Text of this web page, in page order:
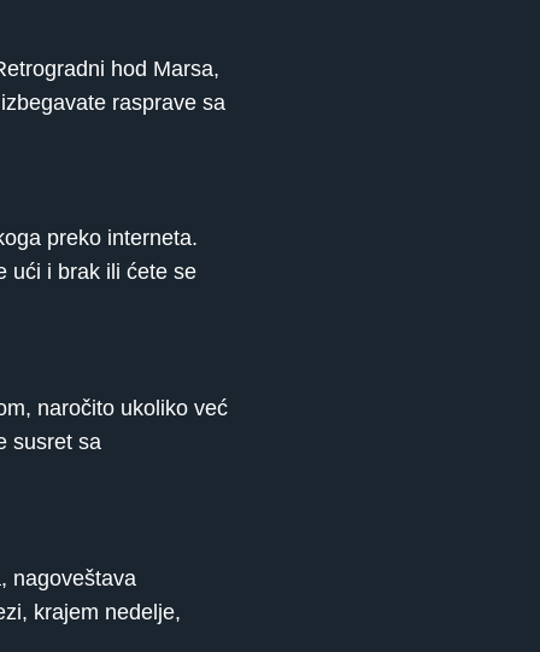
hod Marsa,
rasprave sa
preko interneta.
ući i brak ili ćete se
naročito ukoliko već
susret sa
nagoveštava
krajem nedelje,